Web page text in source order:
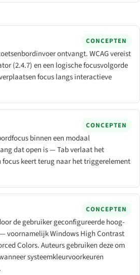
CONCEPTEN
ontvangt. WCAG vereist
(2.4.7) en een logische focusvolgorde
focus langs interactieve
CONCEPTEN
binnen een modaal
dat open is — Tab verlaat het
focus keert terug naar het triggerelement
CONCEPTEN
de gebruiker geconfigureerde hoog-
voornamelijk Windows High Contrast
Colors. Auteurs gebruiken deze om
systeemkleurvoorkeuren